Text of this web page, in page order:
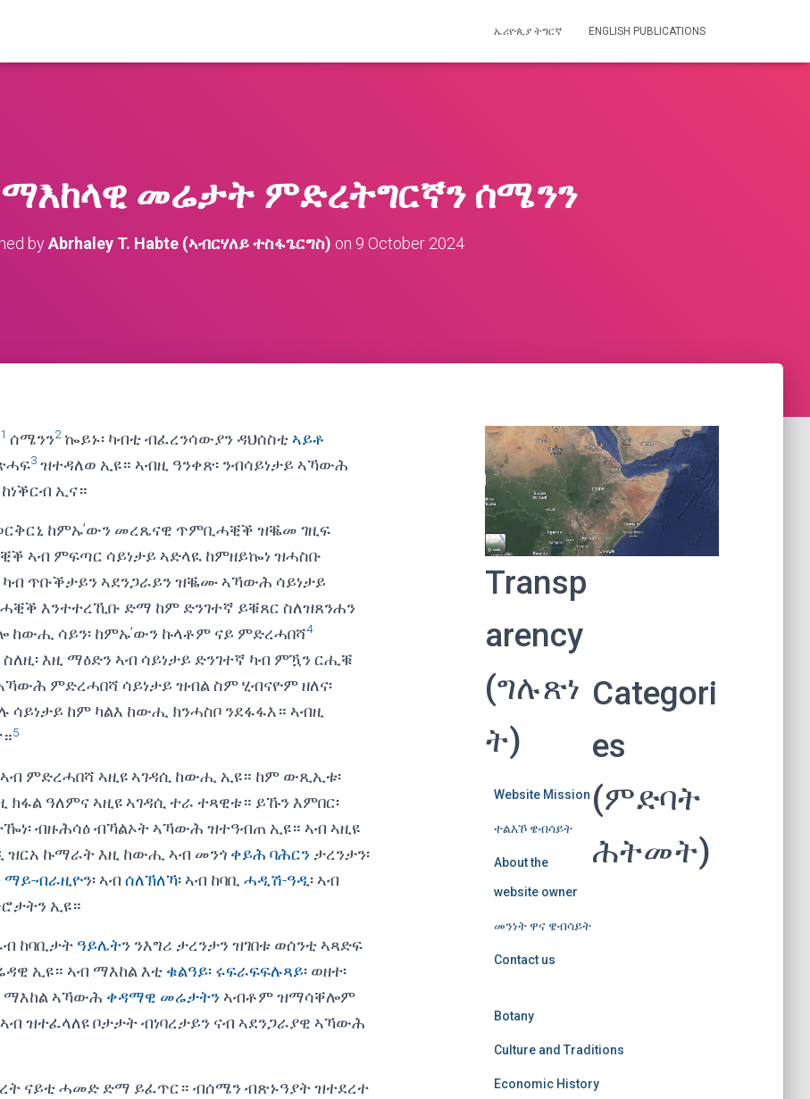
ኤሪዮጲያ ትግርኛ ENGLISH PUBLICATIONS
ማእከላዊ መሬታት ምድረትግርኛን ሰሜንን
byAbrhaley T. Habte (ኣብርሃለይ ተስፋጌርግስ) on 9 October 2024
1 ሰሜንን2ኰይኑ፡ ካብቲ ብፈረንሳውያን ዳህሰስቲኣይቶ
3 ዝተዳለወ ኢዩ። ኣብዚ ዓንቀጽ፡ ንብሳይነታይ ኣኻውሕ
ከነቕርብ ኢና።
ከምኡ’ውን መረጼናዊ ጥምቢሓቒቕ ዝቘመ ገዚፍ
ኣብ ምፍጣር ሳይነታይ ኣድላዪ ከምዘይኰነ ዝሓስቡ
ካብ ጥቡቕታይን ኣደንጋራይን ዝቘሙ ኣኻውሕ ሳይነታይ
እንተተረኺቡ ድማ ከም ድንገተኛ ይቑጸር ስለዝጸንሐን
ከውሒ ሳይን፡ ከምኡ’ውን ኩላቶም ናይ ምድረሓበሻ4
እዚ ማዕድን ኣብ ሳይነታይ ድንገተኛ ካብ ምዃን ርሒቑ
ምድረሓበሻ ሳይነታይ ዝብል ስም ሂብናዮም ዘለና፡
ከም ካልእ ከውሒ ክንሓስቦ ንደፋፋእ። ኣብዚ
5
ኣብ ምድረሓበሻ ኣዚዩ ኣገዳሲ ከውሒ ኢዩ። ከም ውጺኢቱ፡
ዓለምና ኣዚዩ ኣገዳሲ ተራ ተጻዊቱ። ይኹን እምበር፡
ብዙሕሳዕ ብኻልኦት ኣኻውሕ ዝተዓብጠ ኢዩ። ኣብ ኣዚዩ
ዝርአ ኩማራት እዚ ከውሒ ኣብ መንጎ ቀይሕ ባሕርን ታረንታን፡
ማይ-ብራዚዮን፡ ኣብሰለኽለኻ፡ ኣብ ከባቢ ሓዲሽ-ዓዲ፡ ኣብ
ኢዩ።
ከባቢታት ዓይሌትን ንእግሪ ታረንታን ዝገበቱ ወሰንቲ ኣጻድፍ
ኢዩ። ኣብ ማእከል እቲ ቁልዓይ፡ ሩፍራፍፍሉጻይ፡ ወዘተ፡
ማእከል ኣኻውሕ ቀዳማዊ መሬታትንኣብቶም ዝማሳቐሎም
ዝተፈላለዩ ቦታታት ብነባረታይን ናብ ኣደንጋራያዊ ኣኻውሕ
ናይቲ ሓመድ ድማ ይፈጥር። ብሰሜን ብጽኑዓያት ዝተደረተ
Transp
arency
(ግሉጽነ
ት)
Website Mission
ተልእኾ ዌብሳይት
About the
website owner
መንነት ዋና ዌብሳይት
Contact us
Categori
es
(ምድባት
ሕትመት)
Botany
Culture and Traditions
Economic History